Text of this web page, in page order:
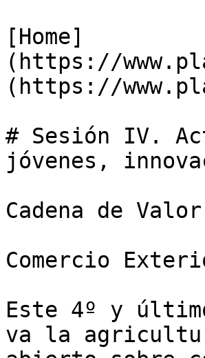
[Home]
(https://
(https://
# Sesión IV.
jóvenes,
Cadena de Valor
Comercio
Este 4º y último
va la